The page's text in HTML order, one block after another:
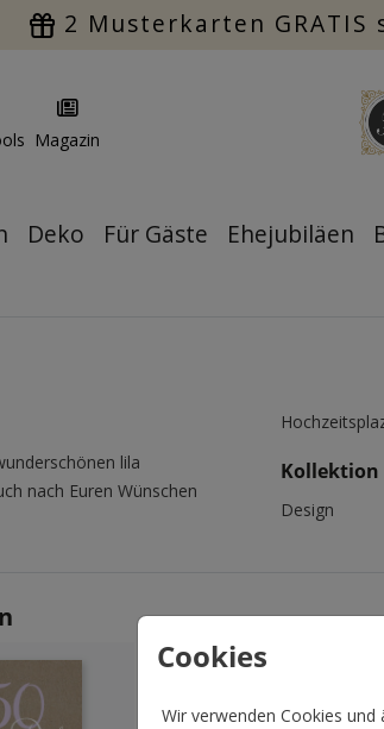
2 Musterkarten
Magazin
Deko Für Gäste Ehejubiläen
Cookies
Wir verwenden Cookies und
lila
nach Euren Wünschen
Kollektion
Design